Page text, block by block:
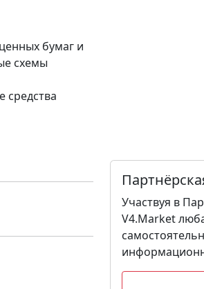
бумаг и
схемы
Участвуя в
V4.Market